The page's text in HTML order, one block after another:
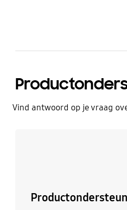
Vind antwoord op je vraag